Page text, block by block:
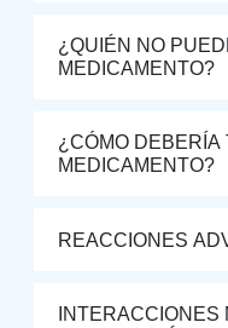
¿QUIÉN NO
MEDICAMENTO?
¿CÓMO DEBERÍA
MEDICAMENTO?
REACCIONES